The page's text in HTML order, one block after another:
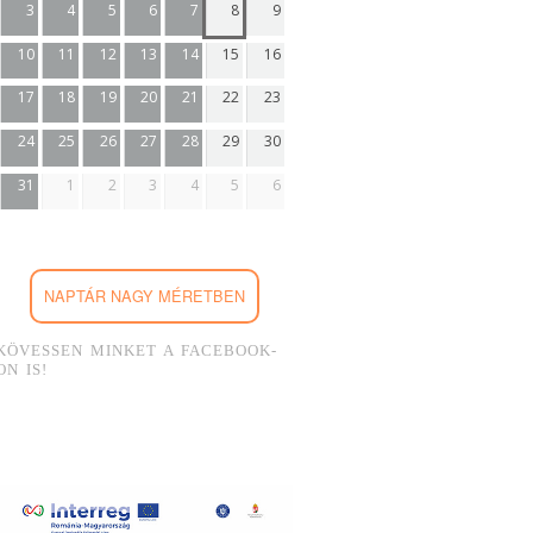
3 4 5 6 7 8 9
10 11 12 13 14 15 16
17 18 19 20 21 22 23
24 25 26 27 28 29 30
31 1 2 3 4 5 6
NAPTÁR NAGY MÉRETBEN
MINKET A FACEBOOK-
IS!